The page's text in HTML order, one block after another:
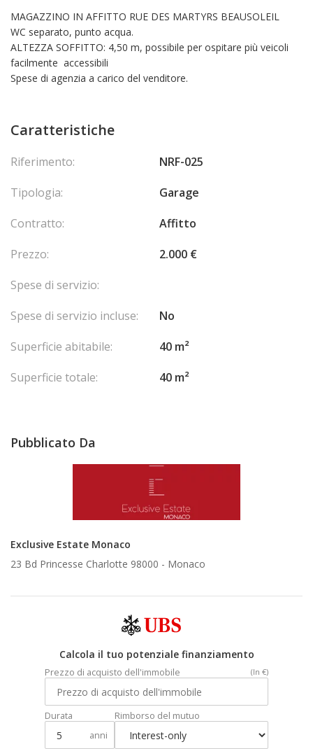
MAGAZZINO IN AFFITTO RUE DES MARTYRS BEAUSOLEIL
WC separato, punto acqua.
ALTEZZA SOFFITTO: 4,50 m, possibile per ospitare più veicoli
facilmente accessibili
Spese di agenzia a carico del venditore.
Caratteristiche
Riferimento:
NRF-025
Tipologia:
Garage
Contratto:
Affitto
Prezzo:
2.000 €
Spese di servizio:
Spese di servizio incluse:
No
Superficie abitabile:
40 m²
Superficie totale:
40 m²
Pubblicato Da
Exclusive Estate Monaco
23 Bd Princesse Charlotte 98000 - Monaco
Calcola il tuo potenziale finanziamento
Prezzo di acquisto dell'immobile (In €)
Durata
anni
Rimborso del mutuo